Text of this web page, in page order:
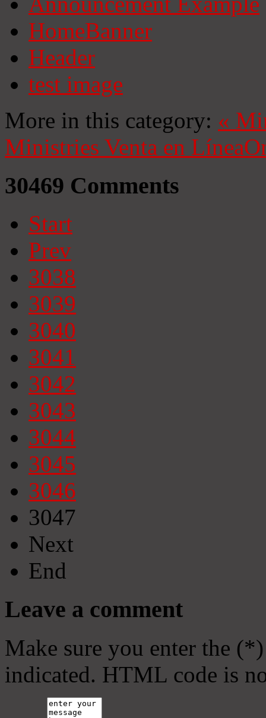
HomeBanner
Header
test image
More in this category: «
Ministries Venta en Línea
30469 Comments
Start
Prev
3038
3039
3040
3041
3042
3043
3044
3045
3046
3047
Next
End
Leave a comment
Make sure you enter the
indicated. HTML code is